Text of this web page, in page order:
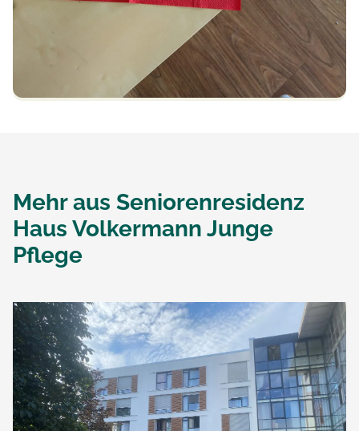
Mehr aus Seniorenresidenz
Haus Volkermann Junge
Pflege